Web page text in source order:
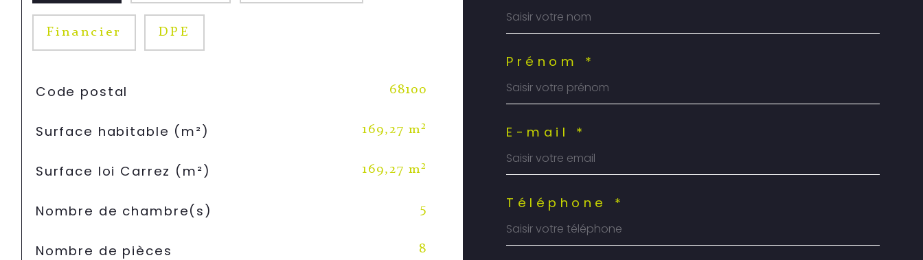
Financier DPE
TRAD_SIROCCO_Caracteristique
Code postal 68100
Surface habitable (m²) 169,27 m²
Surface loi Carrez (m²) 169,27 m²
Nombre de chambre(s) 5
Nombre de pièces 8
Prénom *
E-mail *
Téléphone *